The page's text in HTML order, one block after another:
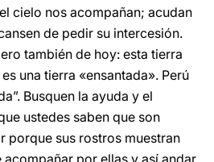
cielo nos acompañan; acudan
de pedir su intercesión.
también de hoy: esta tierra
una tierra «ensantada». Perú
Busquen la ayuda y el
ustedes saben que son
porque sus rostros muestran
acompañar por ellas y así andar